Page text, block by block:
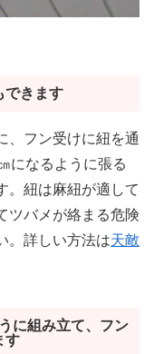
できます
、フン受けに紐を通
になるように張る
。紐は麻紐が適して
ツバメが絡まる危険
。詳しい方法は天敵
に組み立て、フン
す